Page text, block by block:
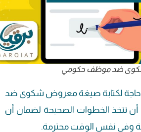
ضد موظف حكومي
لكتابة صيغة معروض شكوى ضد
تتخذ الخطوات الصحيحة لضمان أن
وفي نفس الوقت محترمة.